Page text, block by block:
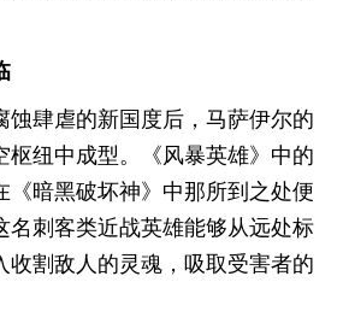
蚀肆虐的新国度后，马萨伊尔的
枢纽中成型。《风暴英雄》中的
《暗黑破坏神》中那所到之处便
名刺客类近战英雄能够从远处标
收割敌人的灵魂，吸取受害者的